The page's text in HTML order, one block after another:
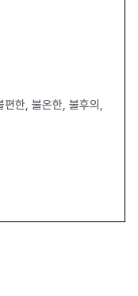
편한, 불온한, 불후의,